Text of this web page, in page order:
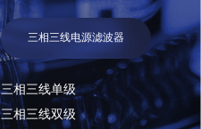
三相三线电源滤波器
三相三线单级
三相三线双级